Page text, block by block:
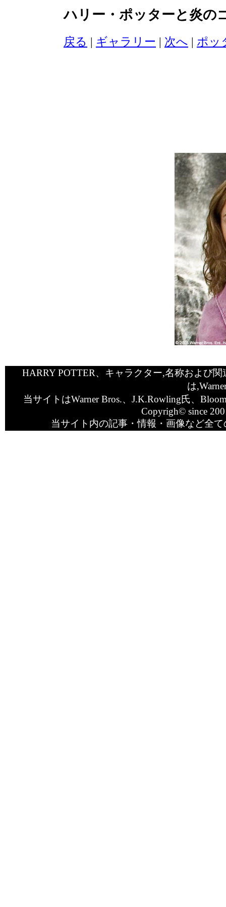
ハリー・ポッターと炎の
戻る | ギャラリー | 次へ | ポッ
HARRY POTTER、キャラクター,名称および
は
当サイトはWarner Bros.、J.K.Rowling氏、
Copyrigh© since
当サイト内の記事・情報・画像など全